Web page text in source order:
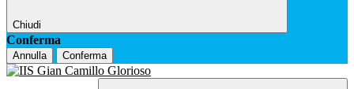
Chiudi
Conferma
Annulla Conferma